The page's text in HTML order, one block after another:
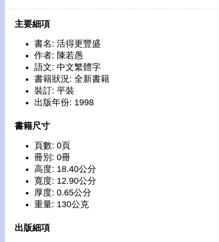
主要細項
書名: 活得更豐盛
作者: 陳若愚
語文: 中文繁體字
書籍狀況: 全新書籍
裝訂: 平裝
出版年份: 1998
書籍尺寸
頁數: 0頁
冊別: 0冊
高度: 18.40公分
寬度: 12.90公分
厚度: 0.65公分
重量: 130公克
出版細項